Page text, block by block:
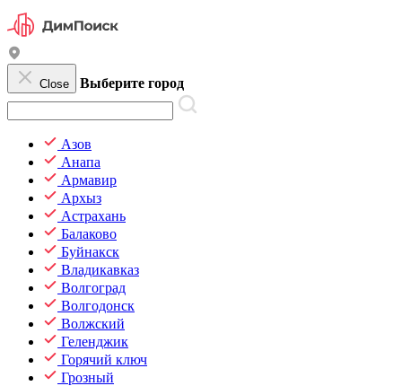
Close Выберите город
Азов
Анапа
Армавир
Архыз
Астрахань
Балаково
Буйнакск
Владикавказ
Волгоград
Волгодонск
Волжский
Геленджик
Горячий ключ
Грозный